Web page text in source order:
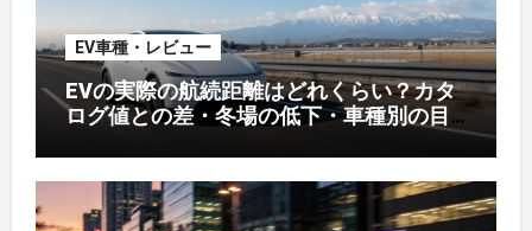
EV車種・レビュー
EVの実際の航続距離はどれくらい？カタ
ログ値との差・冬場の低下・車種別の目